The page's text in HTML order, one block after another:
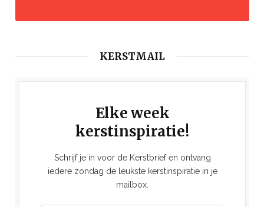
KERSTMAIL
Elke week
kerstinspiratie!
Schrijf je in voor de Kerstbrief en ontvang
iedere zondag de leukste kerstinspiratie in je
mailbox.